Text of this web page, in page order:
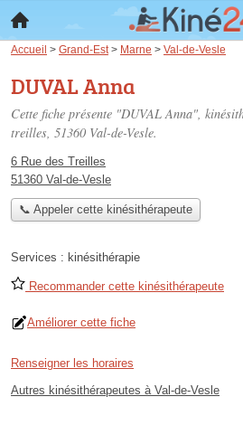
Accueil > Grand-Est > Marne > Val-de-Vesle
DUVAL Anna
Cette fiche présente "DUVAL Anna",
treilles, 51360 Val-de-Vesle.
6 Rue des Treilles
51360 Val-de-Vesle
📞 Appeler cette kinésithérapeute
Services : kinésithérapie
Recommander cette kinésithérapeute
Améliorer cette fiche
Renseigner les horaires
Autres kinésithérapeutes à Val-de-Vesle